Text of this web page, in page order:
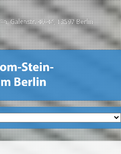
Galenstr. 40-44, 13597 Berlin